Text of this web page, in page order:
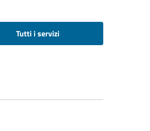
Tutti i servizi